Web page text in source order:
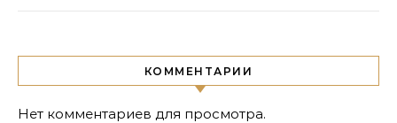
КОММЕНТАРИИ
Нет комментариев для просмотра.